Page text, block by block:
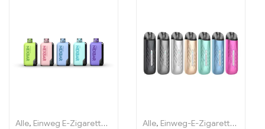
Alle, Einweg E-Zigaretten Einweg-E-Zigaretten Irland,Einweg-E-
Alle, Einweg-E-Zigaretten Irland